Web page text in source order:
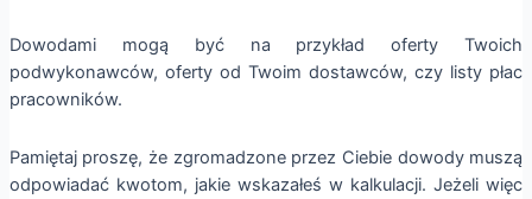
Dowodami mogą być na przykład oferty Twoich
podwykonawców, oferty od Twoim dostawców, czy listy płac
pracowników.
Pamiętaj proszę, że zgromadzone przez Ciebie dowody muszą
odpowiadać kwotom, jakie wskazałeś w kalkulacji. Jeżeli więc